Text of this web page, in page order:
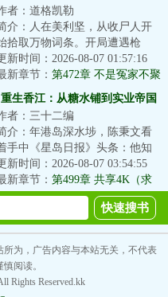
者：道格凯勒
介：人在美利坚，从收尸人开
拾取万物词条。开局遭遇枪
，拾取【实习警员】词条，当
成为一名菜鸟警...
新时间：2026-08-07 01:57:16
新章节： 第472章 不是冤家不聚
头
重生香江：从糖水铺到实业帝国
者：三十二编
介：年港岛深水埗，陈秉文看
手中《星岛日报》头条：他知
自己重生在了最完美的年代。
一世，他不在...
新时间：2026-08-07 03:54:55
新章节： 第499章 共享4K（求
票推荐票求追订）
为，广告内容与本站无关，不代表
阅读。
Rights Reserved.kk